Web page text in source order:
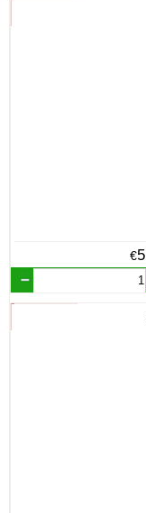
€5